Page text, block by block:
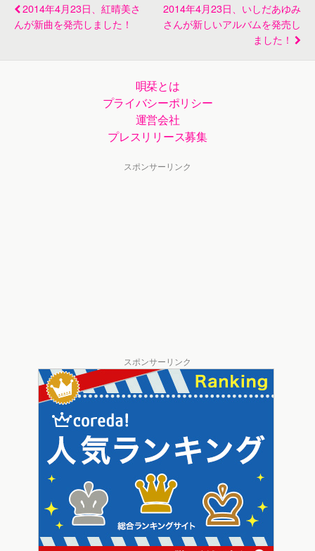
2014年4月23日、紅晴美さ
んが新曲を発売しました！
2014年4月23日、いしだあゆみ
さんが新しいアルバムを発売し
ました！
唄栞とは
プライバシーポリシー
運営会社
プレスリリース募集
スポンサーリンク
スポンサーリンク